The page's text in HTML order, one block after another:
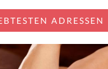
ADRESSEN